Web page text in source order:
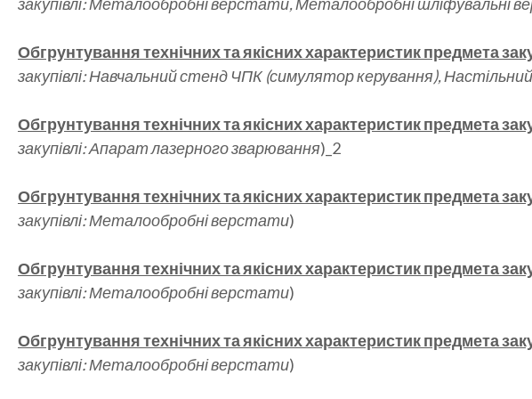
Обгрунтування технічних та якісних характеристик предмета
закупівлі: Навчальний стенд ЧПК (симулятор керування),
Обгрунтування технічних та якісних характеристик предмета
закупівлі: Апарат лазерного зварювання)_2
Обгрунтування технічних та якісних характеристик предмета
закупівлі: Металообробні верстати)
Обгрунтування технічних та якісних характеристик предмета
закупівлі: Металообробні верстати)
Обгрунтування технічних та якісних характеристик предмета
закупівлі: Металообробні верстати)